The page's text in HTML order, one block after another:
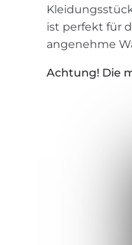
ist perfekt für
angenehme
Achtung! Die